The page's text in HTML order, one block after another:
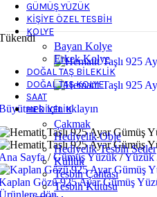
GÜMÜŞ YÜZÜK
KIŞIYE ÖZEL TESBIH
KOLYE
Bayan Kolye
Erkek Kolye
DOĞAL TAŞ BILEKLIK
DOĞAL TAŞ KOLYE
SAAT
HEDIYELIK
Çakmak
Hediyelik Obje
Hediyelik Tesbih Setler
Küllük
Tesbih Çantası
Tesbih Kutusu
için tıklayın
Sayfa/ Gümüş Yüzük/Yüzük
Gözü 925 Ayar Gümüş
dön